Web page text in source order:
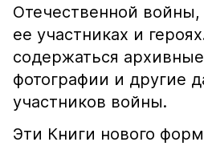
Отечественной войны,
ее участниках и
содержаться
фотографии и другие
участников войны.
Эти Книги нового